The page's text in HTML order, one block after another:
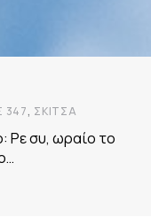
347, ΣΚΊΤΣΑ
Ρε συ, ωραίο το